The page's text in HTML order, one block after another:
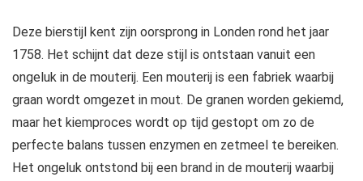
Deze bierstijl kent zijn oorsprong in Londen rond het jaar
1758. Het schijnt dat deze stijl is ontstaan vanuit een
ongeluk in de mouterij. Een mouterij is een fabriek waarbij
graan wordt omgezet in mout. De granen worden gekiemd,
maar het kiemproces wordt op tijd gestopt om zo de
perfecte balans tussen enzymen en zetmeel te bereiken.
Het ongeluk ontstond bij een brand in de mouterij waarbij